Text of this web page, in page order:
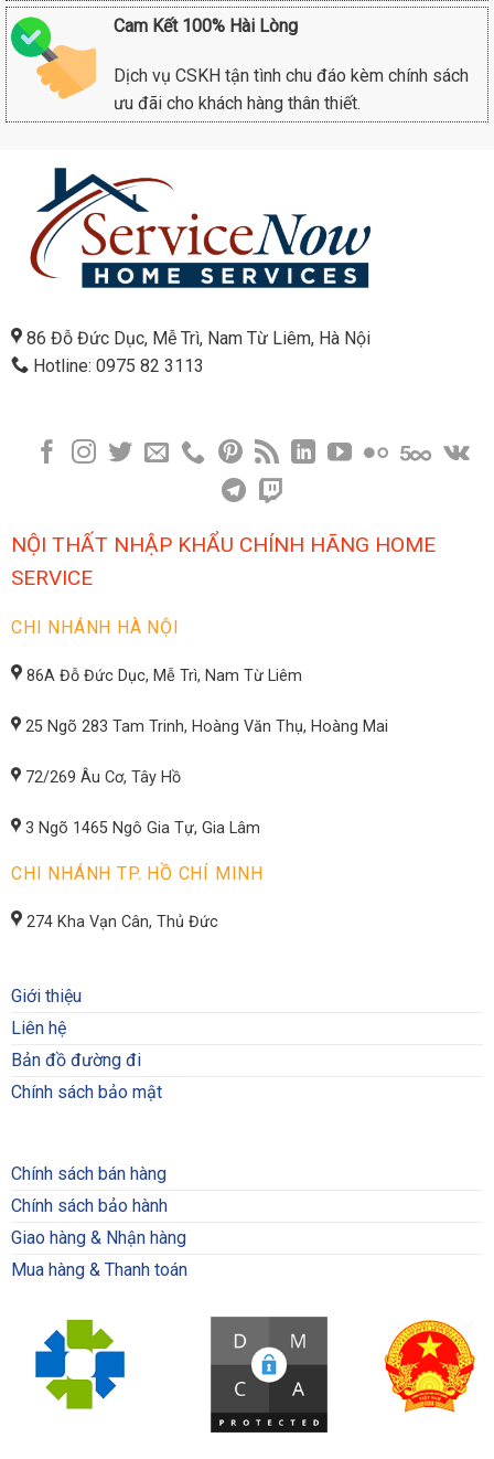
Cam Kết 100% Hài Lòng
Dịch vụ CSKH tận tình chu đáo kèm chính sách
ưu đãi cho khách hàng thân thiết.
86 Đỗ Đức Dục, Mễ Trì, Nam Từ Liêm, Hà Nội
Hotline: 0975 82 3113
NỘI THẤT NHẬP KHẨU CHÍNH HÃNG HOME
SERVICE
CHI NHÁNH HÀ NỘI
86A Đỗ Đức Dục, Mễ Trì, Nam Từ Liêm
25 Ngõ 283 Tam Trinh, Hoàng Văn Thụ, Hoàng Mai
72/269 Âu Cơ, Tây Hồ
3 Ngõ 1465 Ngô Gia Tự, Gia Lâm
CHI NHÁNH TP. HỒ CHÍ MINH
274 Kha Vạn Cân, Thủ Đức
Giới thiệu
Liên hệ
Bản đồ đường đi
Chính sách bảo mật
Chính sách bán hàng
Chính sách bảo hành
Giao hàng & Nhận hàng
Mua hàng & Thanh toán